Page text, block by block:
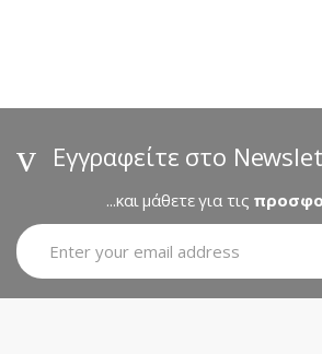
d
Εγγραφείτε στο
...και μάθετε για τις